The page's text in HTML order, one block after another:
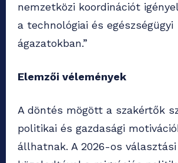
nemzetközi koordinációt
a technológiai és egészségügyi
ágazatokban.”
Elemzői vélemények
A döntés mögött a szakértők
politikai és gazdasági
állhatnak. A 2026-os választási